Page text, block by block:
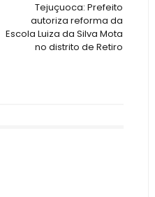
Tejuçuoca: Prefeito
autoriza reforma da
Escola Luiza da Silva Mota
no distrito de Retiro